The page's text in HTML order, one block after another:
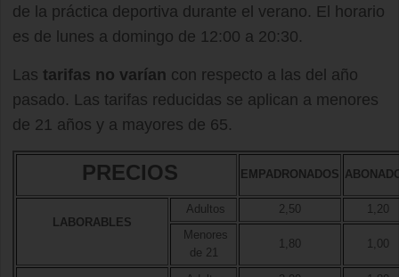
de la práctica deportiva durante el verano. El horario
es de lunes a domingo de 12:00 a 20:30.
Las tarifas no varían con respecto a las del año
pasado. Las tarifas reducidas se aplican a menores
de 21 años y a mayores de 65.
PRECIOS EMPADRONADOS
LABORABLES
Adultos 2,50
1,20
Menores
de 21
1,80 1,00